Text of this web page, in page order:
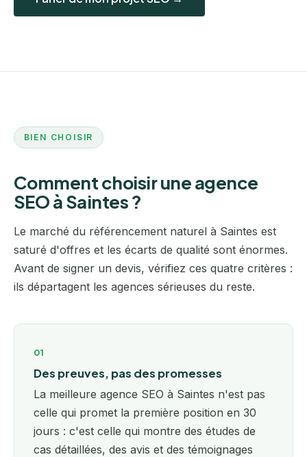
BIEN CHOISIR
Comment choisir une agence
SEO à Saintes ?
Le marché du référencement naturel à Saintes est
saturé d'offres et les écarts de qualité sont énormes.
Avant de signer un devis, vérifiez ces quatre critères :
ils départagent les agences sérieuses du reste.
01
Des preuves, pas des promesses
La meilleure agence SEO à Saintes n'est pas
celle qui promet la première position en 30
jours : c'est celle qui montre des études de
cas détaillées, des avis et des témoignages